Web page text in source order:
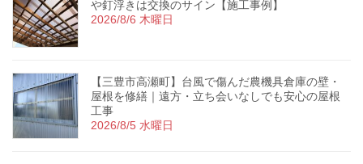
や釘浮きは交換のサイン【施工事例】
2026/8/6 木曜日
【三豊市高瀬町】台風で傷んだ農機具倉庫の壁・
屋根を修繕｜遠方・立ち会いなしでも安心の屋根
工事
2026/8/5 水曜日